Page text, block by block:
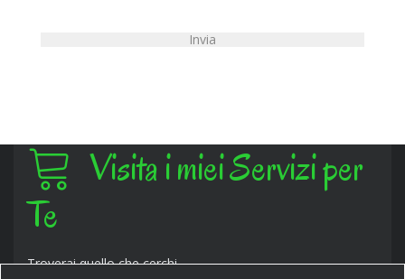
Visita i miei Servizi per
Te
Troverai quello che cerchi